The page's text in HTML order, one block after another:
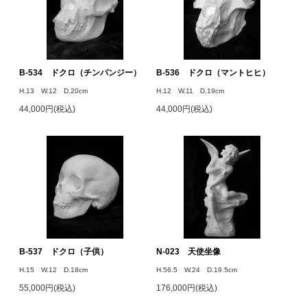
B-534 ドクロ（チンパンジー）
H.13 W.12 D.20cm
44,000円(税込)
B-536 ドクロ（マントヒヒ）
H.12 W.11 D.19cm
44,000円(税込)
B-537 ドクロ（子供）
H.15 W.12 D.18cm
55,000円(税込)
N-023 天使坐像
H.56.5 W.24 D.19.5cm
176,000円(税込)